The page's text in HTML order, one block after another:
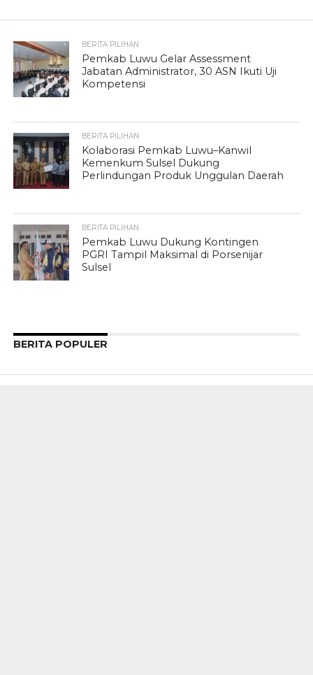
BERITA PILIHAN
Pemkab Luwu Gelar Assessment
Jabatan Administrator, 30 ASN Ikuti Uji
Kompetensi
BERITA PILIHAN
Kolaborasi Pemkab Luwu–Kanwil
Kemenkum Sulsel Dukung
Perlindungan Produk Unggulan Daerah
BERITA PILIHAN
Pemkab Luwu Dukung Kontingen
PGRI Tampil Maksimal di Porsenijar
Sulsel
BERITA POPULER